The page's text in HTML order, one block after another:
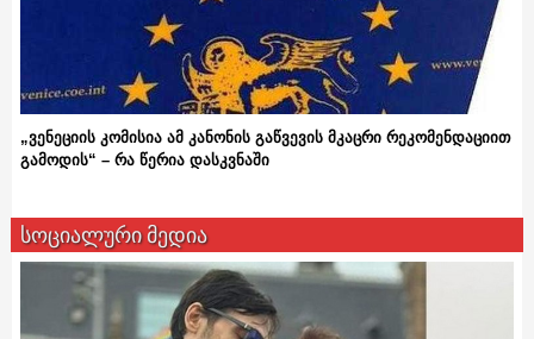
„ვენეციის კომისია ამ კანონის გაწვევის მკაცრი რეკომენდაციით
გამოდის“ – რა წერია დასკვნაში
სოციალური მედია